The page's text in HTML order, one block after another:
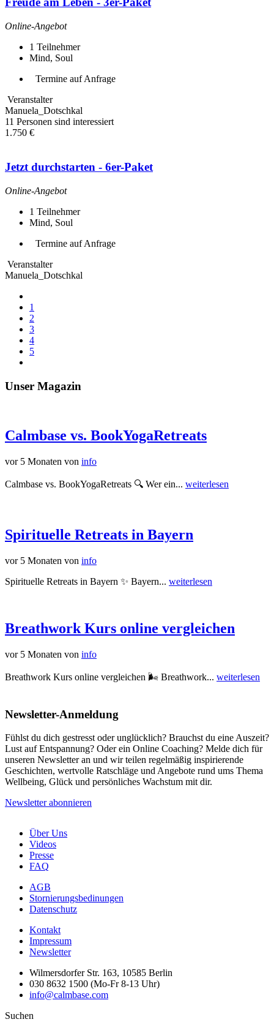
Online-Angebot
1 Teilnehmer
Mind, Soul
Termine auf Anfrage
Veranstalter
Manuela_Dotschkal
11 Personen sind interessiert
1.750 €
Jetzt durchstarten - 6er-Paket
Online-Angebot
1 Teilnehmer
Mind, Soul
Termine auf Anfrage
Veranstalter
Manuela_Dotschkal
1
2
3
4
5
Unser Magazin
Calmbase vs. BookYogaRetreats
vor 5 Monaten von info
Calmbase vs. BookYogaRetreats 🔍 Wer ein... weiterlesen
Spirituelle Retreats in Bayern
vor 5 Monaten von info
Spirituelle Retreats in Bayern ✨ Bayern... weiterlesen
Breathwork Kurs online vergleichen
vor 5 Monaten von info
Breathwork Kurs online vergleichen 🌬️ Breathwork... weiterlesen
Newsletter-Anmeldung
Fühlst du dich gestresst oder unglücklich? Brauchst du eine Auszeit?
Lust auf Entspannung? Oder ein Online Coaching? Melde dich für
unseren Newsletter an und wir teilen regelmäßig inspirierende
Geschichten, wertvolle Ratschläge und Angebote rund ums Thema
Wellbeing, Glück und persönliches Wachstum mit dir.
Newsletter abonnieren
Über Uns
Videos
Presse
FAQ
AGB
Stornierungsbedinungen
Datenschutz
Kontakt
Impressum
Newsletter
Wilmersdorfer Str. 163, 10585 Berlin
030 8632 1500 (Mo-Fr 8-13 Uhr)
info@calmbase.com
Suchen